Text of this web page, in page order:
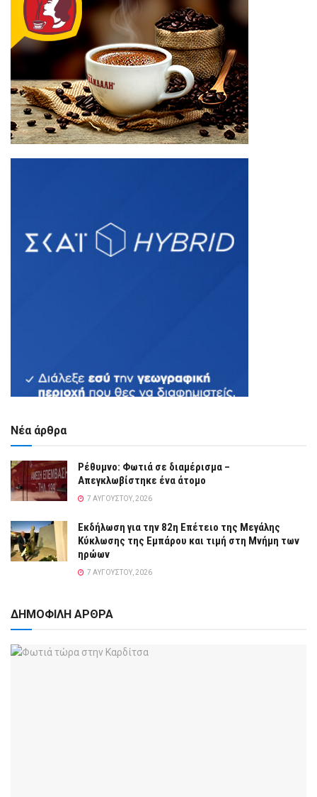
Νέα άρθρα
Ρέθυμνο: Φωτιά σε διαμέρισμα –
Απεγκλωβίστηκε ένα άτομο
7 ΑΥΓΟΎΣΤΟΥ, 2026
Εκδήλωση για την 82η Επέτειο της Μεγάλης
Κύκλωσης της Εμπάρου και τιμή στη Μνήμη των
ηρώων
7 ΑΥΓΟΎΣΤΟΥ, 2026
ΔΗΜΟΦΙΛΗ ΑΡΘΡΑ